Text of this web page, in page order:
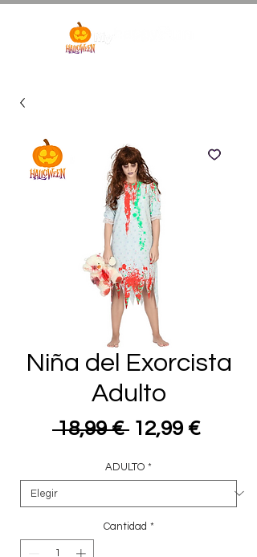
Niña del Exorcista
Adulto
18,99 € Precio
12,99 €Precio
oferta
ADULTO *
Cantidad *